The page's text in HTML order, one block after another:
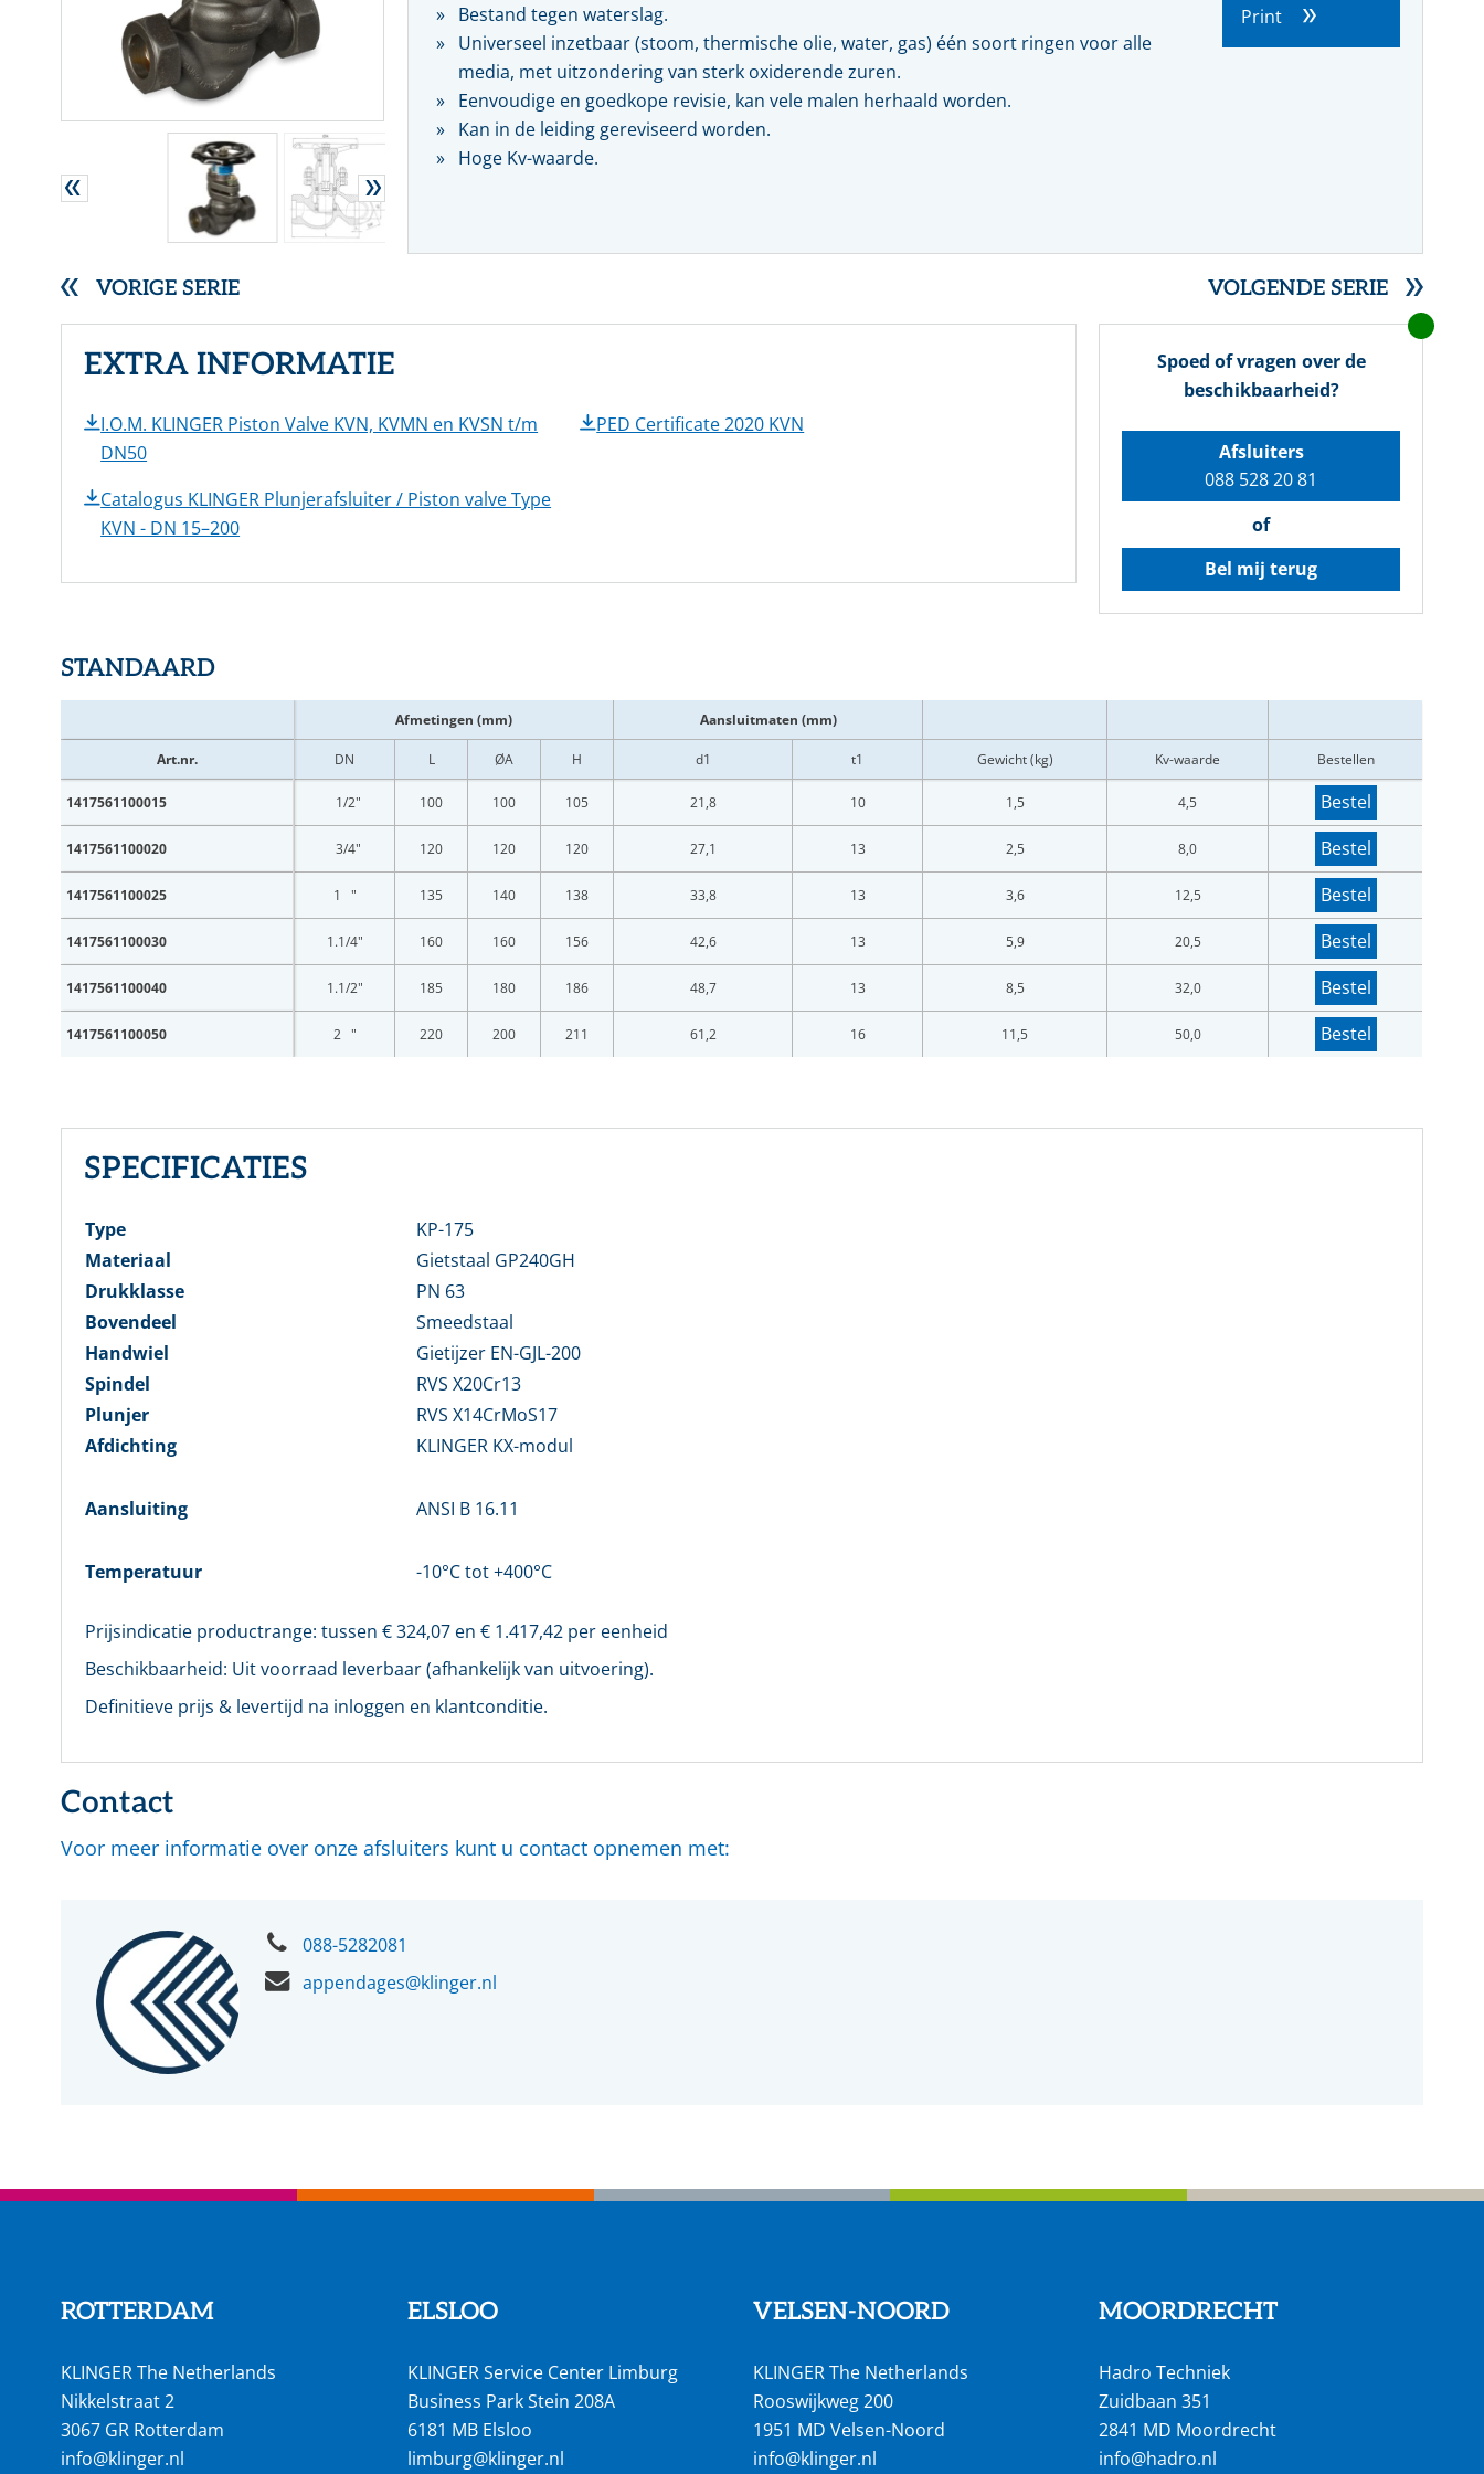
Actueel
Vacatures
RVS gegolfde pakkingen
Overige (Semi)metallieke pakkingen
DYNAMISCHE AFDICHTINGEN
Stopbuspakkingen
Mechanische asafdichtingen
Kijk- en peiltoestellen & glazen
REGELKLEPPEN
KFM regelkleppen
Pre-vent regelkleppen
Zwick regelkleppen
Tomoe regelkleppen
SERVICE- EN ONDERHOUDSPRODUCTEN
Voedingsmiddelen
Pulp & papier
SlangmanagementWhitepaper
Bestand tegen waterslag.
Universeel inzetbaar (stoom, thermische olie, water, gas) één soort ringen voor alle
media, met uitzondering van sterk oxiderende zuren.
Eenvoudige en goedkope revisie, kan vele malen herhaald worden.
Kan in de leiding gereviseerd worden.
Hoge Kv-waarde.
Print
VORIGE SERIE VOLGENDE SERIE
EXTRA INFORMATIE
I.O.M. KLINGER Piston Valve KVN, KVMN en KVSN t/m
DN50
PED Certificate 2020 KVN
Catalogus KLINGER Plunjerafsluiter / Piston valve Type
KVN - DN 15–200
Spoed of vragen over de
beschikbaarheid?
Afsluiters
088 528 20 81
of
Bel mij terug
STANDAARD
Afmetingen (mm) Aansluitmaten (mm)
Art.nr. DN L ØA H d1 t1 Gewicht (kg) Kv-waarde Bestellen
1417561100015 1/2" 100 100 105 21,8 10 1,5 4,5 Bestel
1417561100020 3/4" 120 120 120 27,1 13 2,5 8,0 Bestel
1417561100025 1 " 135 140 138 33,8 13 3,6 12,5 Bestel
1417561100030 1.1/4" 160 160 156 42,6 13 5,9 20,5 Bestel
1417561100040 1.1/2" 185 180 186 48,7 13 8,5 32,0 Bestel
1417561100050 2 " 220 200 211 61,2 16 11,5 50,0 Bestel
SPECIFICATIES
Type
KP-175
Materiaal
Gietstaal GP240GH
Drukklasse
PN 63
Bovendeel
Smeedstaal
Handwiel
Gietijzer EN-GJL-200
Spindel
RVS X20Cr13
Plunjer
RVS X14CrMoS17
Afdichting
KLINGER KX-modul
Aansluiting ANSI B 16.11
Temperatuur -10°C tot +400°C
Prijsindicatie productrange: tussen €324,07 en € 1.417,42 per eenheid
Beschikbaarheid: Uit voorraad leverbaar (afhankelijk van uitvoering).
Definitieve prijs & levertijd na inloggen en klantconditie.
Contact
Voor meer informatie over onze afsluiters kunt u contact opnemen met:
088-5282081
appendages@klinger.nl
LOGIN
E-mailadres *
Wachtwoord vergeten?
Login
Nog geen account bij ons?
ROTTERDAM
KLINGER The Netherlands
Nikkelstraat 2
3067 GR Rotterdam
info@klinger.nl
ELSLOO
KLINGER Service Center Limburg
Business Park Stein 208A
6181 MB Elsloo
limburg@klinger.nl
VELSEN-NOORD
KLINGER The Netherlands
Rooswijkweg 200
1951 MD Velsen-Noord
info@klinger.nl
MOORDRECHT
Hadro Techniek
Zuidbaan 351
2841 MD Moordrecht
info@hadro.nl